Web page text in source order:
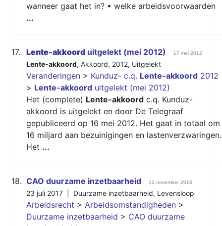
wanneer gaat het in? • welke arbeidsvoorwaarden
...
17. Lente-akkoord uitgelekt (mei 2012) 17 mei 2012
Lente-akkoord, Akkoord, 2012, Uitgelekt
Veranderingen > Kunduz- c.q. Lente-akkoord 2012
> Lente-akkoord uitgelekt (mei 2012)
Het (complete) Lente-akkoord c.q. Kunduz-
akkoord is uitgelekt en door De Telegraaf
gepubliceerd op 16 mei 2012. Het gaat in totaal om
16 miljard aan bezuinigingen en lastenverzwaringen.
Het ...
18. CAO duurzame inzetbaarheid 12 november 2016
23 juli 2017 | Duurzame inzetbaarheid, Levensloop
Arbeidsrecht > Arbeidsomstandigheden >
Duurzame inzetbaarheid > CAO duurzame